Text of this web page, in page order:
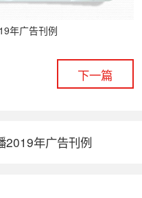
下一篇
2019年广告刊例